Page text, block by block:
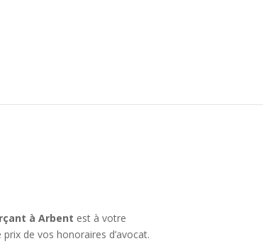
à Arbent est à votre
de vos honoraires d’avocat.